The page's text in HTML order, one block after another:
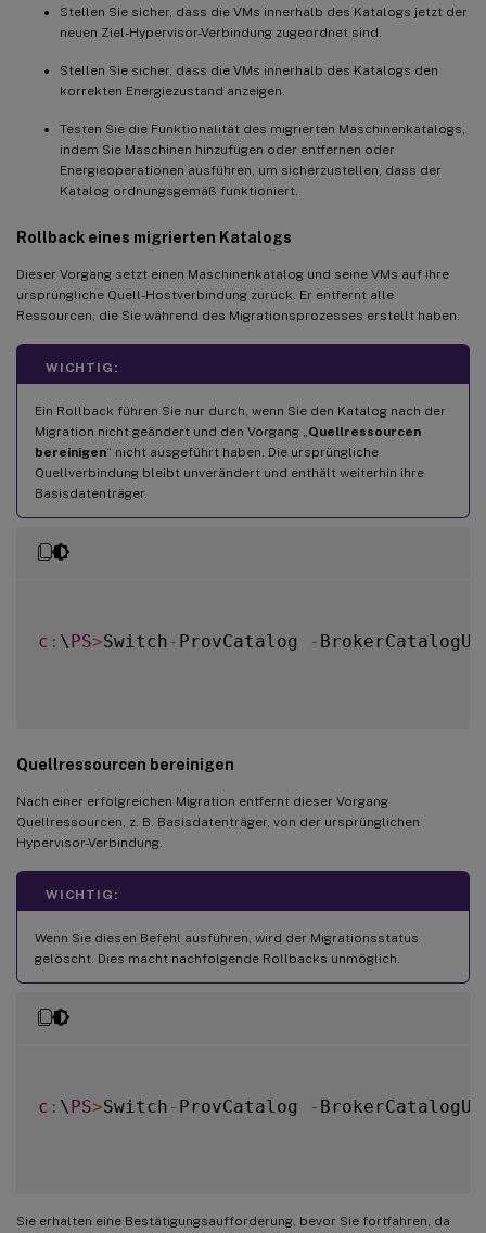
Stellen Sie sicher, dass die VMs innerhalb des Katalogs jetzt der
neuen Ziel-Hypervisor-Verbindung zugeordnet sind.
Stellen Sie sicher, dass die VMs innerhalb des Katalogs den
korrekten Energiezustand anzeigen.
Testen Sie die Funktionalität des migrierten Maschinenkatalogs,
indem Sie Maschinen hinzufügen oder entfernen oder
Energieoperationen ausführen, um sicherzustellen, dass der
Katalog ordnungsgemäß funktioniert.
Rollback eines migrierten Katalogs
Dieser Vorgang setzt einen Maschinenkatalog und seine VMs auf ihre
ursprüngliche Quell-Hostverbindung zurück. Er entfernt alle
Ressourcen, die Sie während des Migrationsprozesses erstellt haben.
WICHTIG:
Ein Rollback führen Sie nur durch, wenn Sie den Katalog nach der
Migration nicht geändert und den Vorgang „Quellressourcen
bereinigen“ nicht ausgeführt haben. Die ursprüngliche
Quellverbindung bleibt unverändert und enthält weiterhin ihre
Basisdatenträger.
c : \PS>Switch - ProvCatalog -
Quellressourcen bereinigen
Nach einer erfolgreichen Migration entfernt dieser Vorgang
Quellressourcen, z. B. Basisdatenträger, von der ursprünglichen
Hypervisor-Verbindung.
WICHTIG:
Wenn Sie diesen Befehl ausführen, wird der Migrationsstatus
gelöscht. Dies macht nachfolgende Rollbacks unmöglich.
c : \PS>Switch - ProvCatalog -
Sie erhalten eine Bestätigungsaufforderung, bevor Sie fortfahren, da